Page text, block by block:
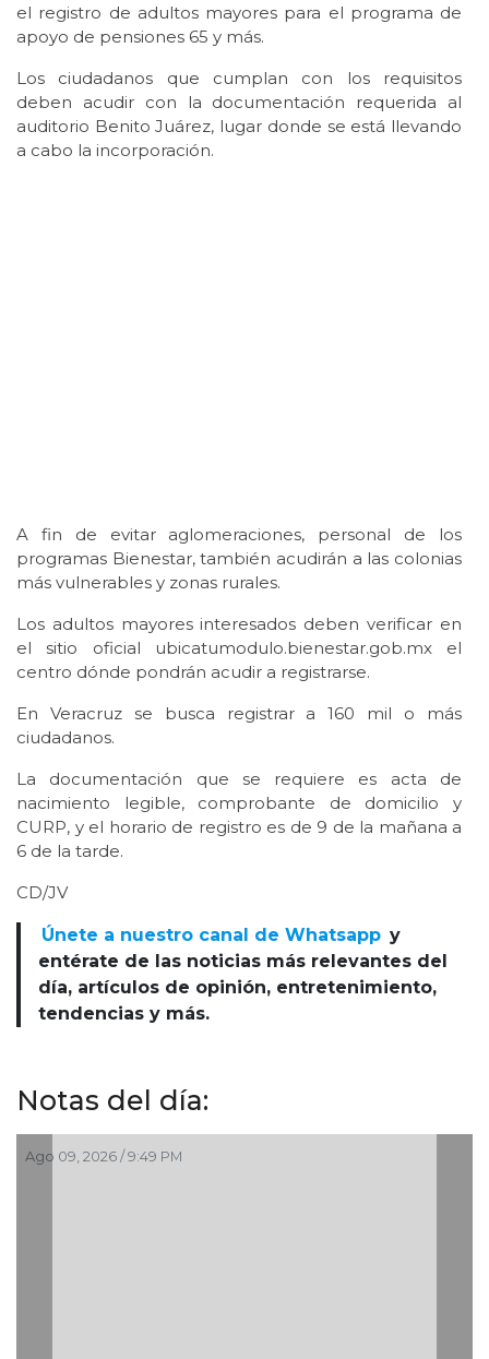
el registro de adultos mayores para el programa de
apoyo de pensiones 65 y más.
Los ciudadanos que cumplan con los requisitos
deben acudir con la documentación requerida al
auditorio Benito Juárez, lugar donde se está llevando
a cabo la incorporación.
A fin de evitar aglomeraciones, personal de los
programas Bienestar, también acudirán a las colonias
más vulnerables y zonas rurales.
Los adultos mayores interesados deben verificar en
el sitio oficial ubicatumodulo.bienestar.gob.mx el
centro dónde pondrán acudir a registrarse.
En Veracruz se busca registrar a 160 mil o más
ciudadanos.
La documentación que se requiere es acta de
nacimiento legible, comprobante de domicilio y
CURP, y el horario de registro es de 9 de la mañana a
6 de la tarde.
CD/JV
Únete a nuestro canal de Whatsapp y
entérate de las noticias más relevantes del
día, artículos de opinión, entretenimiento,
tendencias y más.
Notas del día:
Ago 09, 2026 / 9:49 PM